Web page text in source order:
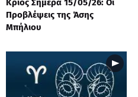
Κριός Σήμερα 15/05/26: Οι
Προβλέψεις της Άσης
Μπήλιου